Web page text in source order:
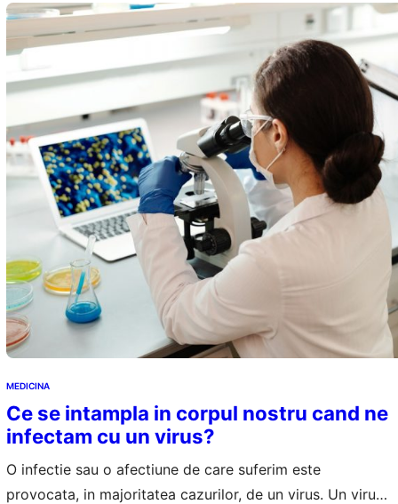
sunt multe, de la…
MEDICINA
Ce se intampla in corpul nostru cand ne
infectam cu un virus?
O infectie sau o afectiune de care suferim este
provocata, in majoritatea cazurilor, de un virus. Un virus